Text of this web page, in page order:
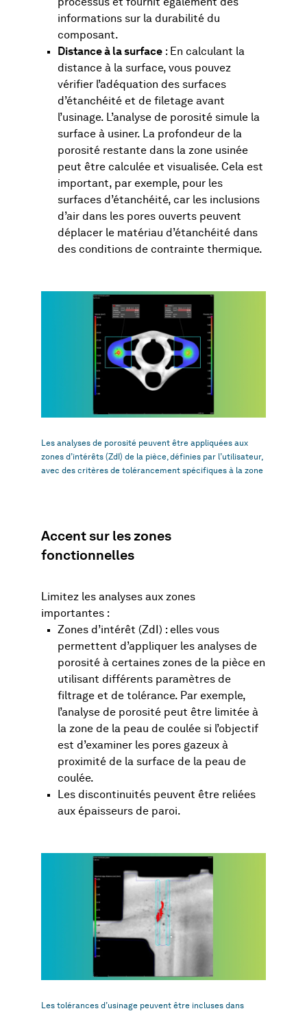
processus et fournit également des
informations sur la durabilité du
composant.
Distance à la surface : En calculant la
distance à la surface, vous pouvez
vérifier l’adéquation des surfaces
d’étanchéité et de filetage avant
l’usinage. L’analyse de porosité simule la
surface à usiner. La profondeur de la
porosité restante dans la zone usinée
peut être calculée et visualisée. Cela est
important, par exemple, pour les
surfaces d’étanchéité, car les inclusions
d’air dans les pores ouverts peuvent
déplacer le matériau d’étanchéité dans
des conditions de contrainte thermique.
Les analyses de porosité peuvent être appliquées aux
zones d’intérêts (ZdI) de la pièce, définies par l’utilisateur,
avec des critères de tolérancement spécifiques à la zone
Accent sur les zones
fonctionnelles
Limitez les analyses aux zones
importantes :
Zones d’intérêt (ZdI) : elles vous
permettent d’appliquer les analyses de
porosité à certaines zones de la pièce en
utilisant différents paramètres de
filtrage et de tolérance. Par exemple,
l’analyse de porosité peut être limitée à
la zone de la peau de coulée si l’objectif
est d’examiner les pores gazeux à
proximité de la surface de la peau de
coulée.
Les discontinuités peuvent être reliées
aux épaisseurs de paroi.
Les tolérances d’usinage peuvent être incluses dans